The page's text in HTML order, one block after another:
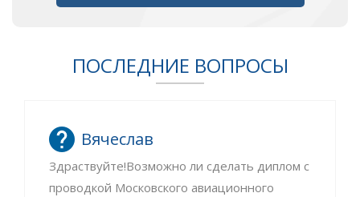
ПОСЛЕДНИЕ ВОПРОСЫ
Вячеслав
Здраствуйте!Возможно ли сделать диплом с
проводкой Московского авиационного